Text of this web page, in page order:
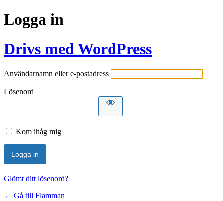
Logga in
Drivs med WordPress
Användarnamn eller e-postadress
Lösenord
Kom ihåg mig
Glömt ditt lösenord?
← Gå till Flamman